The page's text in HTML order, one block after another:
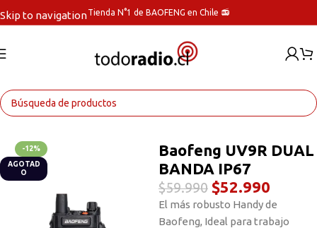
Skip to navigationTienda N°1 de BAOFENG en Chile 📻
Inicio Radios Handys
-12%
AGOTAD
O
Baofeng UV9R DUAL
BANDA IP67
$59.990 $52.990
El más robusto Handy de
Baofeng, Ideal para trabajo